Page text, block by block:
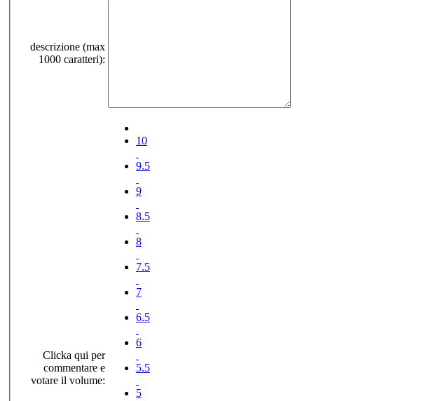
descrizione (max
1000 caratteri):
Clicka qui per
commentare e
votare il volume:
10
9.5
9
8.5
8
7.5
7
6.5
6
5.5
5